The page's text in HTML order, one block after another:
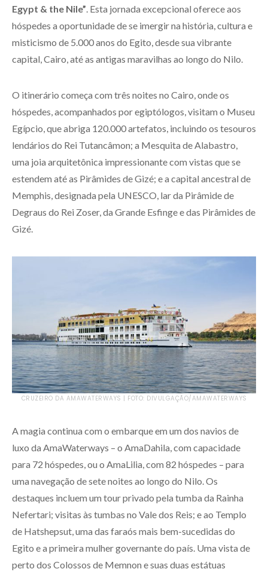
Egypt & the Nile” . Esta jornada excepcional oferece aos
hóspedes a oportunidade de se imergir na história, cultura e
misticismo de 5.000 anos do Egito, desde sua vibrante
capital, Cairo, até as antigas maravilhas ao longo do Nilo.
O itinerário começa com três noites no Cairo, onde os
hóspedes, acompanhados por egiptólogos, visitam o Museu
Egípcio, que abriga 120.000 artefatos, incluindo os tesouros
lendários do Rei Tutancâmon; a Mesquita de Alabastro,
uma joia arquitetônica impressionante com vistas que se
estendem até as Pirâmides de Gizé; e a capital ancestral de
Memphis, designada pela UNESCO, lar da Pirâmide de
Degraus do Rei Zoser, da Grande Esfinge e das Pirâmides de
Gizé.
CRUZEIRO DA AMAWATERWAYS | FOTO: DIVULGAÇÃO/AMAWATERWAYS
A magia continua com o embarque em um dos navios de
luxo da AmaWaterways – o AmaDahila, com capacidade
para 72 hóspedes, ou o AmaLilia, com 82 hóspedes – para
uma navegação de sete noites ao longo do Nilo. Os
destaques incluem um tour privado pela tumba da Rainha
Nefertari; visitas às tumbas no Vale dos Reis; e ao Templo
de Hatshepsut, uma das faraós mais bem-sucedidas do
Egito e a primeira mulher governante do país. Uma vista de
perto dos Colossos de Memnon e suas duas estátuas